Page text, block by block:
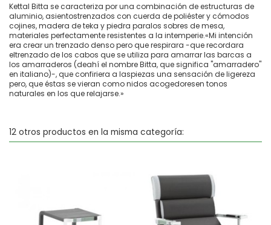
Kettal Bitta se caracteriza por una combinación de estructuras de
aluminio, asientostrenzados con cuerda de poliéster y cómodos
cojines, madera de teka y piedra paralos sobres de mesa,
materiales perfectamente resistentes a la intemperie.«Mi intención
era crear un trenzado denso pero que respirara -que recordara
eltrenzado de los cabos que se utiliza para amarrar las barcas a
los amarraderos (deahí el nombre Bitta, que significa "amarradero"
en italiano)-, que confiriera a laspiezas una sensación de ligereza
pero, que éstas se vieran como nidos acogedoresen tonos
naturales en los que relajarse.»
12 otros productos en la misma categoría: